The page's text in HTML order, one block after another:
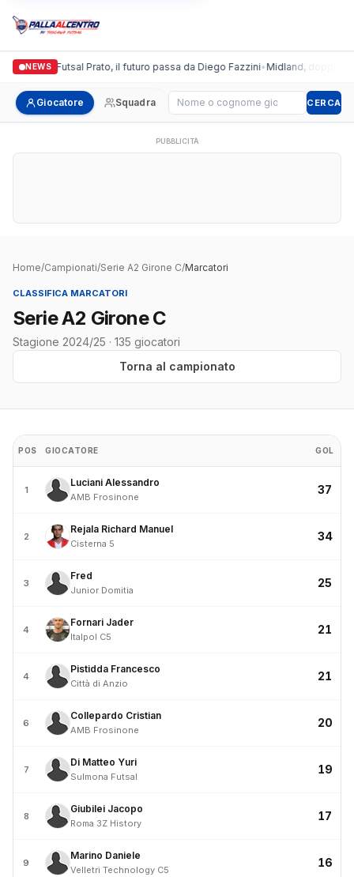
NEWS
Italgronda Futsal Prato, il futuro passa da Diego Fazzini•Midland, doppio
Giocatore Squadra Cerca giocatore CERCA
PUBBLICITÀ
Home/Campionati/Serie A2 Girone C/Marcatori
CLASSIFICA MARCATORI
Serie A2 Girone C
Stagione 2024/25 · 135 giocatori
Torna al campionato
POS GIOCATORE GOL
1
Luciani Alessandro
AMB Frosinone
37
2
Rejala Richard Manuel
Cisterna 5
34
3
Fred
Junior Domitia
25
4
Fornari Jader
Italpol C5
21
4
Pistidda Francesco
Città di Anzio
21
6
Collepardo Cristian
AMB Frosinone
20
7
Di Matteo Yuri
Sulmona Futsal
19
8
Giubilei Jacopo
Roma 3Z History
17
9
Marino Daniele
Velletri Technology C5
16